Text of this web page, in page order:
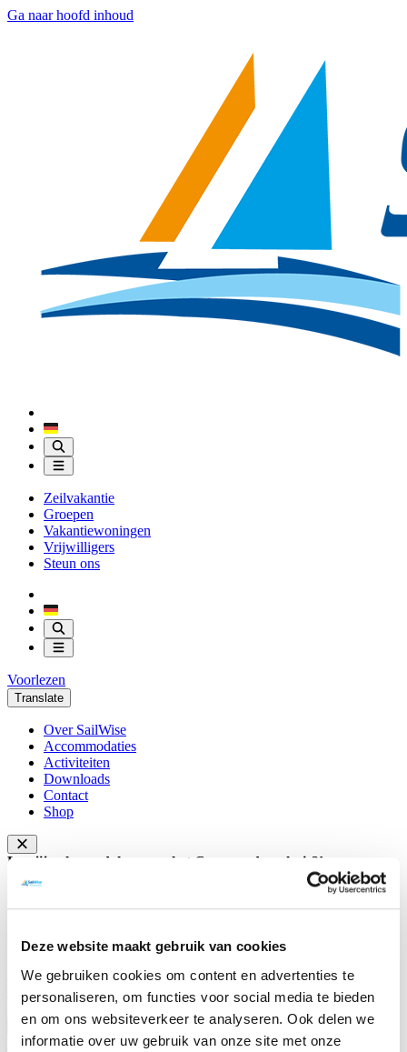
Deze website maakt gebruik van cookies
We gebruiken cookies om content en advertenties te
personaliseren, om functies voor social media te bieden
en om ons websiteverkeer te analyseren. Ook delen we
informatie over uw gebruik van onze site met onze
Ga naar hoofd inhoud
Zeilvakantie
Groepen
Vakantiewoningen
Vrijwilligers
Steun ons
Voorlezen
Translate
Over SailWise
Accommodaties
Activiteiten
Downloads
Contact
Shop
Leg jij ook een dakpan op het Commandeurshuis?!
Commandeurshuis ons letterlijk in de steek te laten. Het dak lekt, de
volledig.
Doneer hier Sluiten
Contact
Steun ons
Voorlezen
Translate
Home Sportfonds Wim Steyerberg